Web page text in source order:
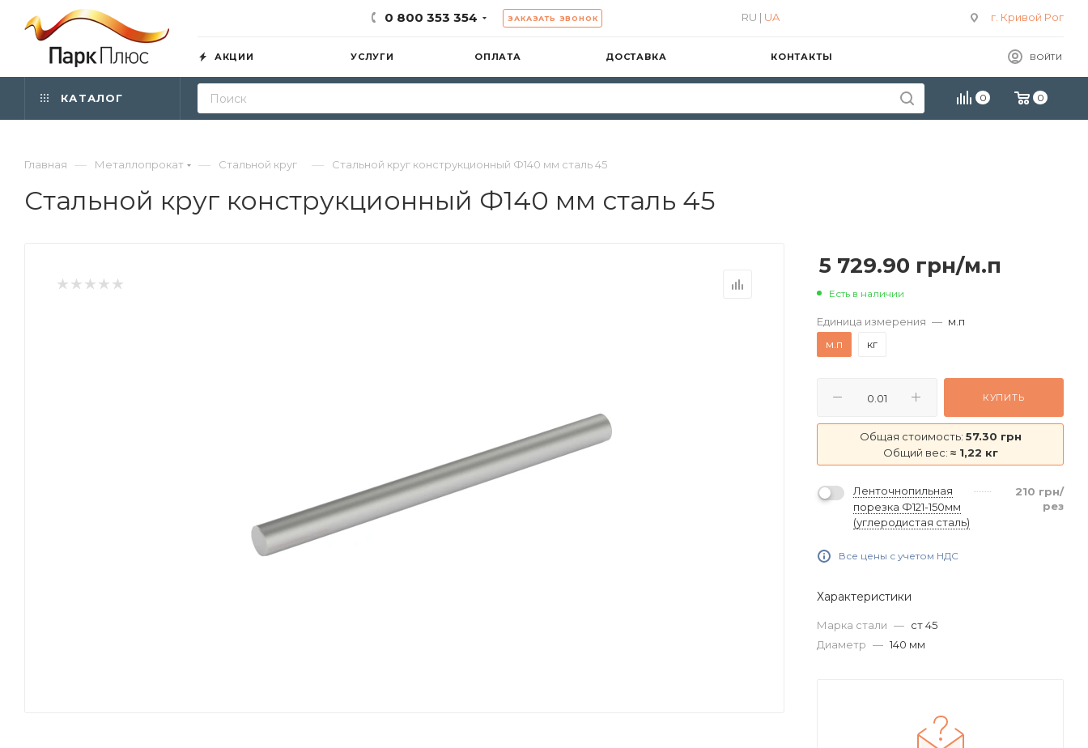
0 800 353 354 ЗАКАЗАТЬ ЗВОНОК г. Кривой Рог
RU | UA
ВОЙТИ
АКЦИИ УСЛУГИ ОПЛАТА ДОСТАВКА КОНТАКТЫ
0 0
КАТАЛОГ
Главная — Металлопрокат — Стальной круг — Стальной круг конструкционный Ф140 мм сталь 45
Стальной круг конструкционный Ф140 мм сталь 45
5 729.90 грн/м.п
Есть в наличии
Единица измерения — м.п
м.п
кг
КУПИТЬ
Общая стоимость: 57.30 грн
Общий вес: ≈ 1,22 кг
Ленточнопильная
порезка Ф121-150мм
(углеродистая сталь)
210 грн/
рез
Все цены с учетом НДС
Характеристики
Марка стали — ст 45
Диаметр — 140 мм